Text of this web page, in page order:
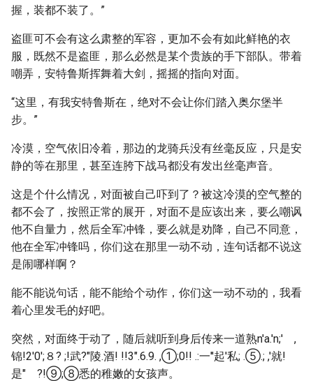
握，装都不装了。”
盗匪可不会有这么肃整的军容，更加不会有如此鲜艳的衣
服，既然不是盗匪，那么必然是某个贵族的手下部队。带着
嘲弄，安特鲁斯挥舞着大剑，摇摇的指向对面。
“这里，有我安特鲁斯在，绝对不会让你们踏入奥尔堡半
步。”
冷漠，空气依旧冷着，那边的龙骑兵没有丝毫反应，只是安
静的等在那里，甚至连胯下战马都没有发出丝毫声音。
这是个什么情况，对面被自己吓到了？被这冷漠的空气整的
都不会了，按照正常的展开，对面不是应该出来，要么嘲讽
他不自量力，然后全军冲锋，要么就是劝降，自己不同意，
他在全军冲锋吗，你们这在那里一动不动，连句话都不说这
是闹哪样啊？
能不能说句话，能不能给个动作，你们这一动不动的，我看
着心里发毛的好吧。
突然，对面终于动了，随后就听到身后传来一道熟n'a.'n;' ,
锦!2'0';８? ;!武?"陵.酒! !!3".6.9. ,①;0!! .:一''起'私; .⑤.; ,'就!
是" ?!⑨;⑧悉的稚嫩的女孩声。